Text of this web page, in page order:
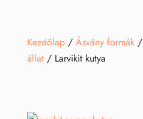
Kezdőlap/ Ásvány formák/
állat/ Larvikit kutya